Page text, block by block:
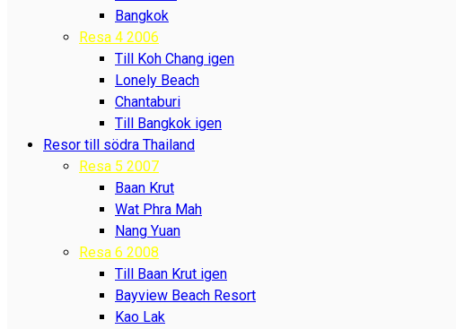
Bangkok
Resa 4 2006
Till Koh Chang igen
Lonely Beach
Chantaburi
Till Bangkok igen
Resor till södra Thailand
Resa 5 2007
Baan Krut
Wat Phra Mah
Nang Yuan
Resa 6 2008
Till Baan Krut igen
Bayview Beach Resort
Kao Lak